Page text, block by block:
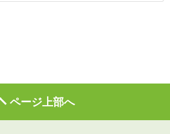
ページ上部へ